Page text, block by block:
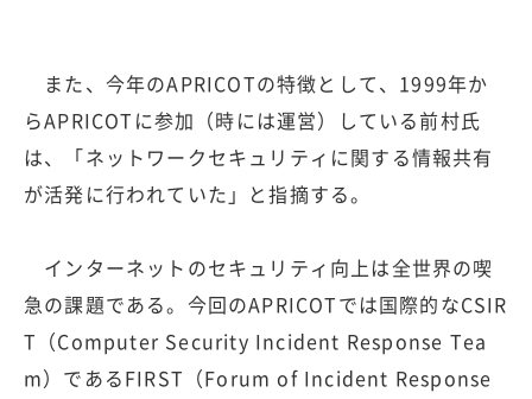
また、今年のAPRICOTの特徴として、1999年か
らAPRICOTに参加（時には運営）している前村氏
は、「ネットワークセキュリティに関する情報共有
が活発に行われていた」と指摘する。
インターネットのセキュリティ向上は全世界の喫
急の課題である。今回のAPRICOTでは国際的なCSIR
T（Computer Security Incident Response Tea
m）であるFIRST（Forum of Incident Response